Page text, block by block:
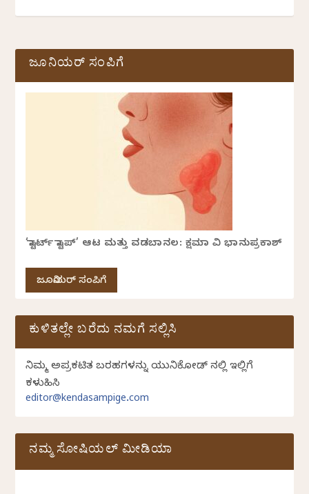
ಜೂನಿಯರ್ ಸಂಪಿಗೆ
‘ಸ್ಟಾರ್ಟ್ ಸ್ಟಾಪ್’ ಆಟ ಮತ್ತು ವಡಬಾನಲ: ಕ್ಷಮಾ ವಿ ಭಾನುಪ್ರಕಾಶ್
ಜೂನಿಯರ್ ಸಂಪಿಗೆ
ಕುಳಿತಲ್ಲೇ ಬರೆದು ನಮಗೆ ಸಲ್ಲಿಸಿ
ನಿಮ್ಮ ಅಪ್ರಕಟಿತ ಬರಹಗಳನ್ನು ಯುನಿಕೋಡ್ ನಲ್ಲಿ ಇಲ್ಲಿಗೆ
ಕಳುಹಿಸಿ
editor@kendasampige.com
ನಮ್ಮ ಸೋಷಿಯಲ್‌ ಮೀಡಿಯಾ